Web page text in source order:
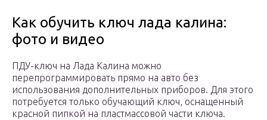
Как обучить ключ лада калина:
фото и видео
ПДУ-ключ на Лада Калина можно
перепрограммировать прямо на авто без
использования дополнительных приборов. Для этого
потребуется только обучающий ключ, оснащенный
красной пипкой на пластмассовой части ключа.